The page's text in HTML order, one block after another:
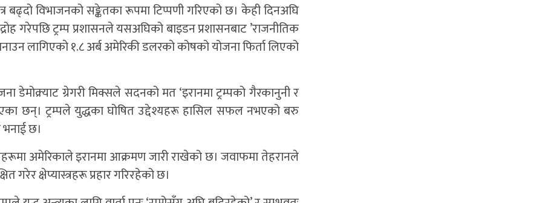
बढ्दो विभाजनको सङ्केतका रूपमा टिप्पणी गरिएको छ। केही दिनअघि
गरेपछि ट्रम्प प्रशासनले यसअघिको बाइडन प्रशासनबाट ’राजनीतिक
लागिएको १.८ अर्ब अमेरिकी डलरको कोषको योजना फिर्ता लिएको
डेमोक्र्याट ग्रेगरी मिक्सले सदनको मत ‘इरानमा ट्रम्पको गैरकानुनी र
छन्। ट्रम्पले युद्धका घोषित उद्देश्यहरू हासिल सफल नभएको बरु
छ।
अमेरिकाले इरानमा आक्रमण जारी राखेको छ। जवाफमा तेहरानले
क्षेप्यास्त्रहरू प्रहार गरिरहेको छ।